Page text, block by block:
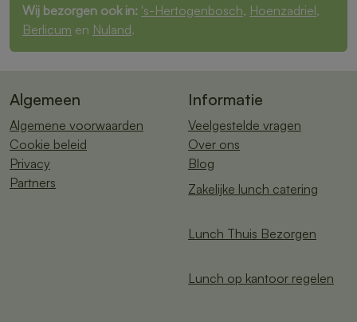
Wij bezorgen ook in: 's-Hertogenbosch, Hoenzadriel,
Berlicum en Nuland.
Algemeen
Algemene voorwaarden
Cookie beleid
Privacy
Partners
Informatie
Veelgestelde vragen
Over ons
Blog
Zakelijke lunch catering
Lunch Thuis Bezorgen
Lunch op kantoor regelen